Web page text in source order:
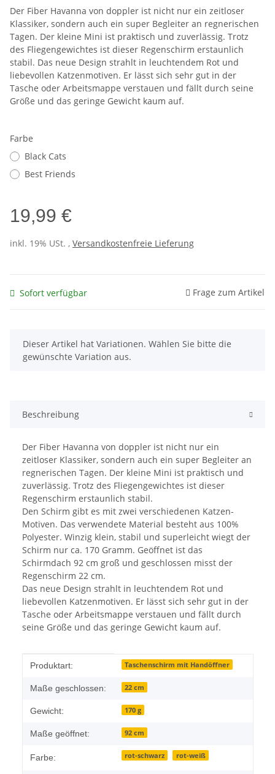
Der Fiber Havanna von doppler ist nicht nur ein zeitloser
Klassiker, sondern auch ein super Begleiter an regnerischen
Tagen. Der kleine Mini ist praktisch und zuverlässig. Trotz
des Fliegengewichtes ist dieser Regenschirm erstaunlich
stabil. Das neue Design strahlt in leuchtendem Rot und
liebevollen Katzenmotiven. Er lässt sich sehr gut in der
Tasche oder Arbeitsmappe verstauen und fällt durch seine
Größe und das geringe Gewicht kaum auf.
Farbe
Black Cats
Best Friends
19,99 €
inkl. 19% USt. , Versandkostenfreie Lieferung
Sofort verfügbar Frage zum Artikel
x
Dieser Artikel hat Variationen. Wählen Sie bitte die
gewünschte Variation aus.
Beschreibung
Der Fiber Havanna von doppler ist nicht nur ein
zeitloser Klassiker, sondern auch ein super Begleiter an
regnerischen Tagen. Der kleine Mini ist praktisch und
zuverlässig. Trotz des Fliegengewichtes ist dieser
Regenschirm erstaunlich stabil.
Den Schirm gibt es mit zwei verschiedenen Katzen-
Motiven. Das verwendete Material besteht aus 100%
Polyester. Winzig klein, stabil und superleicht wiegt der
Schirm nur ca. 170 Gramm. Geöffnet ist das
Schirmdach 92 cm groß und geschlossen misst der
Regenschirm 22 cm.
Das neue Design strahlt in leuchtendem Rot und
liebevollen Katzenmotiven. Er lässt sich sehr gut in der
Tasche oder Arbeitsmappe verstauen und fällt durch
seine Größe und das geringe Gewicht kaum auf.
Produkteigenschaft
Wert
Produktart: Taschenschirm mit Handöffner
Maße geschlossen: 22 cm
Gewicht: 170 g
Maße geöffnet: 92 cm
Farbe: rot-schwarz rot-weiß